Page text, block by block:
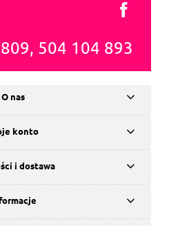
504 104 893
O nas
konto
i dostawa